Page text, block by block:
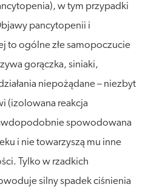
w tym przypadki
pancytopenii i
to ogólne złe samopoczucie
gorączka, siniaki,
niepożądane – niezbyt
(izolowana reakcja
spowodowana
i nie towarzyszą mu inne
Tylko w rzadkich
silny spadek ciśnienia